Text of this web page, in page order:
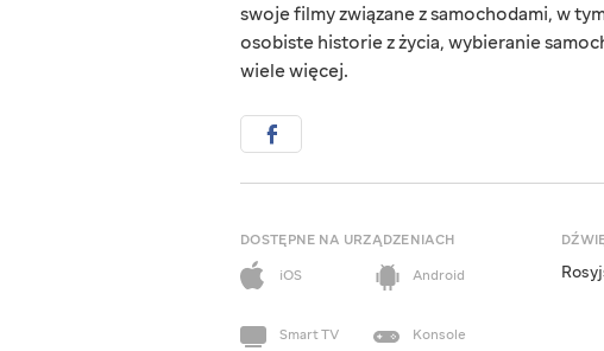
swoje filmy związane z samochodami, w
osobiste historie z życia, wybieranie
wiele więcej.
DOSTĘPNE NA URZĄDZENIACH
iOS
Android
Smart TV Konsole